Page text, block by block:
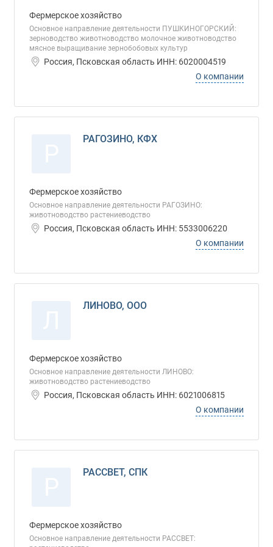
Фермерское хозяйство
Основное направление деятельности ПУШКИНОГОРСКИЙ:
зерноводство животноводство молочное животноводство
мясное выращивание зернобобовых культур
Россия, Псковская область ИНН: 6020004519
О компании
РАГОЗИНО, КФХ
Фермерское хозяйство
Основное направление деятельности РАГОЗИНО:
животноводство растениеводство
Россия, Псковская область ИНН: 5533006220
О компании
ЛИНОВО, ООО
Фермерское хозяйство
Основное направление деятельности ЛИНОВО:
животноводство растениеводство
Россия, Псковская область ИНН: 6021006815
О компании
РАССВЕТ, СПК
Фермерское хозяйство
Основное направление деятельности РАССВЕТ: